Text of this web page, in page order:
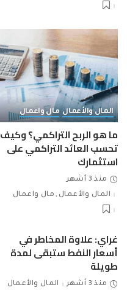
المال والأعمال مال واعمال
ما هو الربح التراكمي؟ وكيف
تحسب العائد التراكمي على
استثمارك
منذ 3 أشهر
المال والأعمال
مال واعمال
غراي: علاوة المخاطر في
أسعار النفط ستبقى لمدة
طويلة
منذ 3 أشهر المال والأعمال